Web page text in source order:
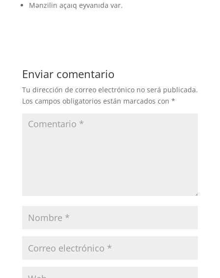
Mənzilin açaıq eyvanıda var.
Enviar comentario
Tu dirección de correo electrónico no será publicada.
Los campos obligatorios están marcados con *